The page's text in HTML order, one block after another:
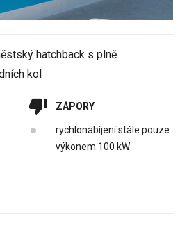
hatchback s plně
kol
ZÁPORY
rychlonabíjení stále pouze
výkonem 100 kW